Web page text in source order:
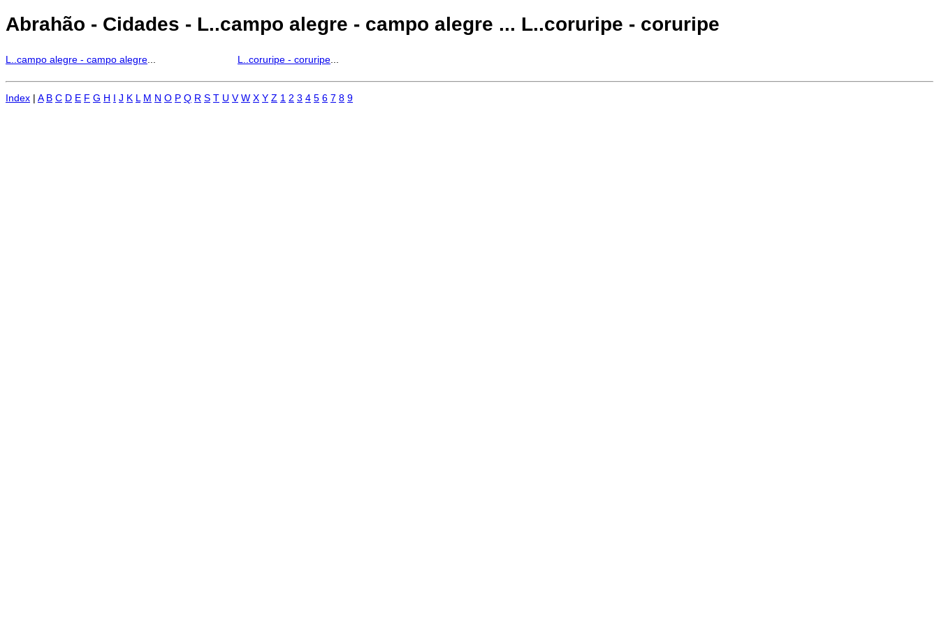
Abrahão - Cidades - L..campo alegre - campo alegre ... L..coruripe - coruripe
L..campo alegre - campo alegre L..coruripe - coruripe
Index | A B C D E F G H I J K L M N O P Q R S T U V W X Y Z 1 2 3 4 5 6 7 8 9